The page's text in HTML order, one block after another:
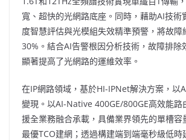
寬、超快的光網路底座。同時，藉助AI技術
度智慧評估與光模組失效精準預警，將故障
30%。結合AI告警根因分析技術，故障排除
顯著提高了光網路的運維效率。
在IP網路領域，基於HI-IPNet解決方案，以
變現。以AI-Native 400GE/800GE高效能路
援全業務融合承載，具備業界領先的單槽容
最優TCO建網；透過構建端到端毫秒級低時